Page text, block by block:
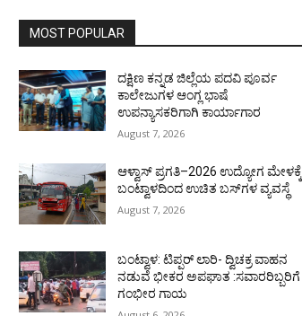
MOST POPULAR
ದಕ್ಷಿಣ ಕನ್ನಡ ಜಿಲ್ಲೆಯ ಪದವಿ ಪೂರ್ವ
ಕಾಲೇಜುಗಳ ಆಂಗ್ಲ ಭಾಷೆ
ಉಪನ್ಯಾಸಕರಿಗಾಗಿ ಕಾರ್ಯಾಗಾರ
August 7, 2026
ಆಳ್ವಾಸ್ ಪ್ರಗತಿ–2026 ಉದ್ಯೋಗ ಮೇಳಕ್ಕೆ
ಬಂಟ್ವಾಳದಿಂದ ಉಚಿತ ಬಸ್‌ಗಳ ವ್ಯವಸ್ಥೆ
August 7, 2026
ಬಂಟ್ವಾಳ: ಟಿಪ್ಪರ್ ಲಾರಿ- ದ್ವಿಚಕ್ರ ವಾಹನ
ನಡುವೆ ಭೀಕರ ಅಪಘಾತ :ಸವಾರರಿಬ್ಬರಿಗೆ
ಗಂಭೀರ ಗಾಯ